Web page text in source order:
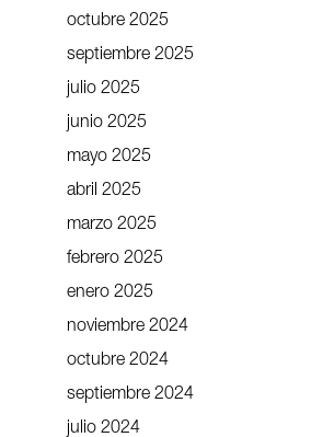
octubre 2025
septiembre 2025
julio 2025
junio 2025
mayo 2025
abril 2025
marzo 2025
febrero 2025
enero 2025
noviembre 2024
octubre 2024
septiembre 2024
julio 2024